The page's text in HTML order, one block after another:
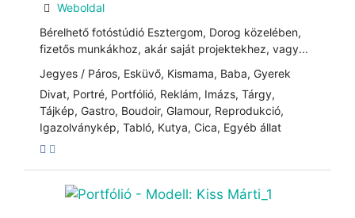
Weboldal
Bérelhető fotóstúdió Esztergom, Dorog közelében,
fizetős munkákhoz, akár saját projektekhez, vagy...
Jegyes / Páros, Esküvő, Kismama, Baba, Gyerek
Divat, Portré, Portfólió, Reklám, Imázs, Tárgy,
Tájkép, Gastro, Boudoir, Glamour, Reprodukció,
Igazolványkép, Tabló, Kutya, Cica, Egyéb állat